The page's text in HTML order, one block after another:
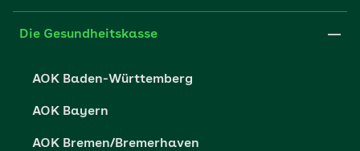
Partner der AOK
Presse- und Politikportal
Vertriebspartner-Service
Impressum
Die Gesundheitskasse
AOK Baden-Württemberg
AOK Bayern
AOK Bremen/Bremerhaven